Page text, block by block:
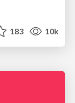
183 10k